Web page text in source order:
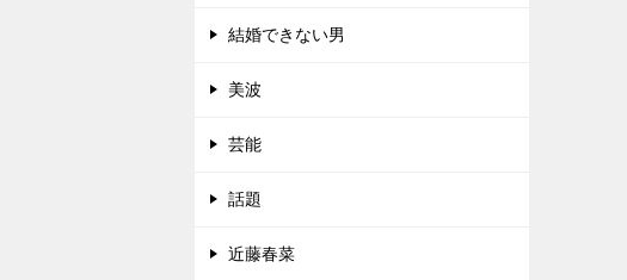
結婚できない男
美波
芸能
話題
近藤春菜